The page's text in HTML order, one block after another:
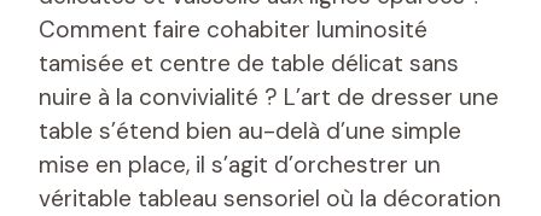
Comment faire cohabiter luminosité
tamisée et centre de table délicat sans
nuire à la convivialité ? L’art de dresser une
table s’étend bien au-delà d’une simple
mise en place, il s’agit d’orchestrer un
véritable tableau sensoriel où la décoration